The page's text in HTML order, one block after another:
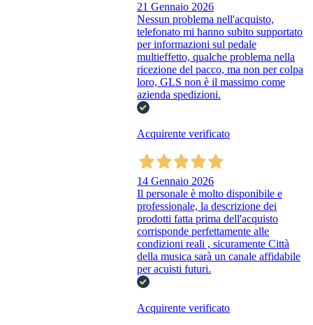
21 Gennaio 2026
Nessun problema nell'acquisto,
telefonato mi hanno subito supportato
per informazioni sul pedale
multieffetto, qualche problema nella
ricezione del pacco, ma non per colpa
loro, GLS non è il massimo come
azienda spedizioni.
Acquirente verificato
14 Gennaio 2026
Il personale è molto disponibile e
professionale, la descrizione dei
prodotti fatta prima dell'acquisto
corrisponde perfettamente alle
condizioni reali , sicuramente Città
della musica sarà un canale affidabile
per acuisti futuri.
Acquirente verificato